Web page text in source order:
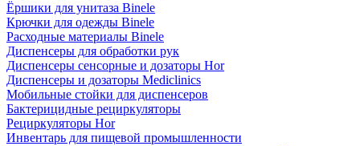
Ёршики для унитаза Binele
Крючки для одежды Binele
Расходные материалы Binele
Диспенсеры для обработки рук
Диспенсеры сенсорные и дозаторы Hor
Диспенсеры и дозаторы Mediclinics
Мобильные стойки для диспенсеров
Бактерицидные рециркуляторы
Рециркуляторы Hor
Инвентарь для пищевой промышленности